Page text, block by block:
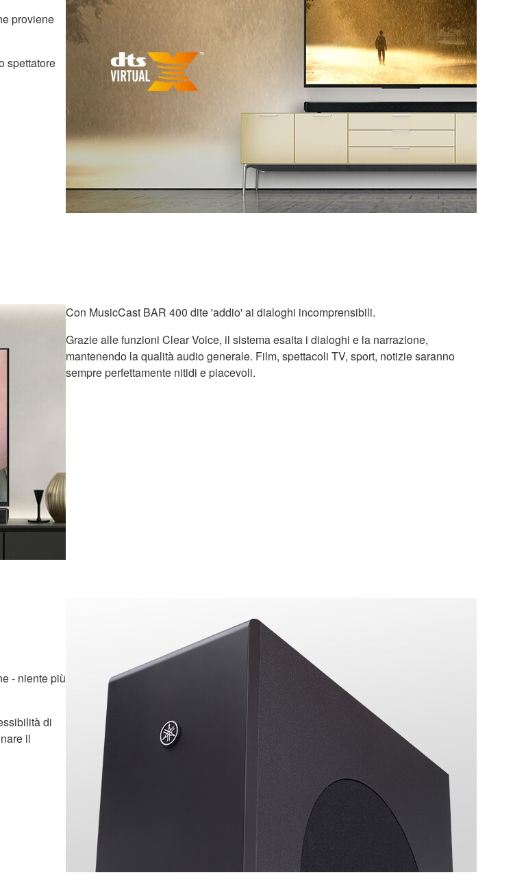
proviene
spettatore
Con MusicCast BAR 400 dite 'addio' ai dialoghi incomprensibili.
Grazie alle funzioni Clear Voice, il sistema esalta i dialoghi e la narrazione,
mantenendo la qualità audio generale. Film, spettacoli TV, sport, notizie saranno
sempre perfettamente nitidi e piacevoli.
- niente più
di
il